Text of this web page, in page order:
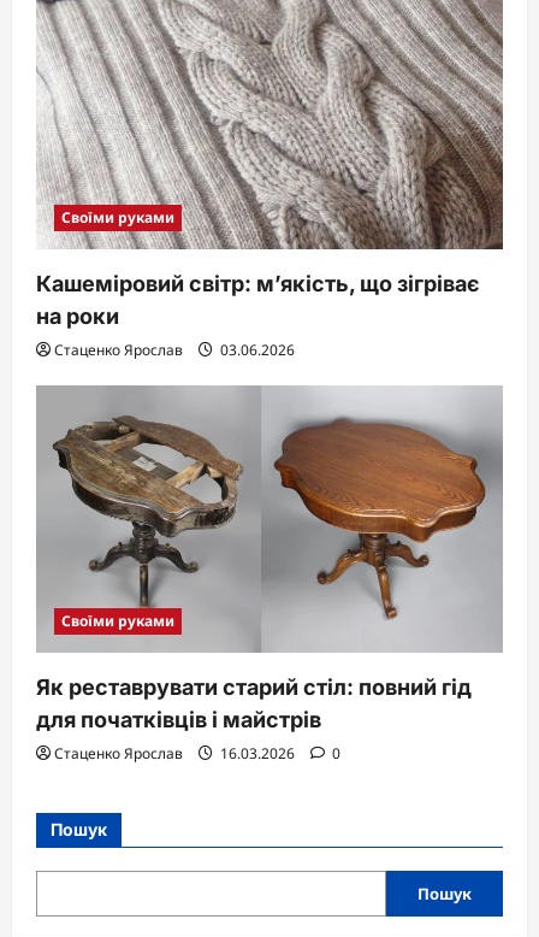
Своїми руками
Кашеміровий світр: м’якість, що зігріває
на роки
Стаценко Ярослав 03.06.2026
Своїми руками
Як реставрувати старий стіл: повний гід
для початківців і майстрів
Стаценко Ярослав 16.03.2026 0
Пошук
Пошук